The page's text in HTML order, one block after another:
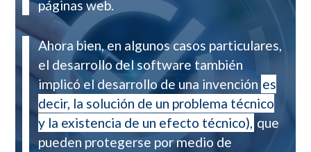
páginas web.
Ahora bien, en algunos casos particulares,
el desarrollo del software también
implicó el desarrollo de una invención es
decir, la solución de un problema técnico
y la existencia de un efecto técnico), que
pueden protegerse por medio de